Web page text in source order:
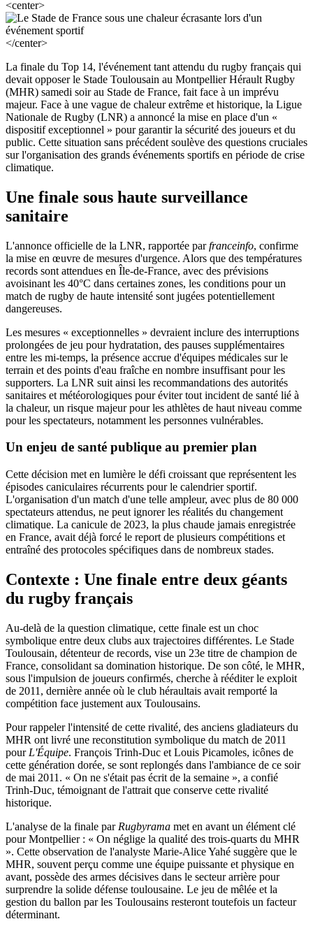
<center>
</center>
La finale du Top 14, l'événement tant attendu du rugby français qui
devait opposer le Stade Toulousain au Montpellier Hérault Rugby
(MHR) samedi soir au Stade de France, fait face à un imprévu
majeur. Face à une vague de chaleur extrême et historique, la Ligue
Nationale de Rugby (LNR) a annoncé la mise en place d'un «
dispositif exceptionnel » pour garantir la sécurité des joueurs et du
public. Cette situation sans précédent soulève des questions cruciales
sur l'organisation des grands événements sportifs en période de crise
climatique.
Une finale sous haute surveillance
sanitaire
L'annonce officielle de la LNR, rapportée parfranceinfo, confirme
la mise en œuvre de mesures d'urgence. Alors que des températures
records sont attendues en Île-de-France, avec des prévisions
avoisinant les 40°C dans certaines zones, les conditions pour un
match de rugby de haute intensité sont jugées potentiellement
dangereuses.
Les mesures « exceptionnelles » devraient inclure des interruptions
prolongées de jeu pour hydratation, des pauses supplémentaires
entre les mi-temps, la présence accrue d'équipes médicales sur le
terrain et des points d'eau fraîche en nombre insuffisant pour les
supporters. La LNR suit ainsi les recommandations des autorités
sanitaires et météorologiques pour éviter tout incident de santé lié à
la chaleur, un risque majeur pour les athlètes de haut niveau comme
pour les spectateurs, notamment les personnes vulnérables.
Un enjeu de santé publique au premier plan
Cette décision met en lumière le défi croissant que représentent les
épisodes caniculaires récurrents pour le calendrier sportif.
L'organisation d'un match d'une telle ampleur, avec plus de 80 000
spectateurs attendus, ne peut ignorer les réalités du changement
climatique. La canicule de 2023, la plus chaude jamais enregistrée
en France, avait déjà forcé le report de plusieurs compétitions et
entraîné des protocoles spécifiques dans de nombreux stades.
Contexte : Une finale entre deux géants
du rugby français
Au-delà de la question climatique, cette finale est un choc
symbolique entre deux clubs aux trajectoires différentes. Le Stade
Toulousain, détenteur de records, vise un 23e titre de champion de
France, consolidant sa domination historique. De son côté, le MHR,
sous l'impulsion de joueurs confirmés, cherche à rééditer le exploit
de 2011, dernière année où le club héraultais avait remporté la
compétition face justement aux Toulousains.
Pour rappeler l'intensité de cette rivalité, des anciens gladiateurs du
MHR ont livré une reconstitution symbolique du match de 2011
pour L'Équipe. François Trinh-Duc et Louis Picamoles, icônes de
cette génération dorée, se sont replongés dans l'ambiance de ce soir
de mai 2011. « On ne s'était pas écrit de la semaine », a confié
Trinh-Duc, témoignant de l'attrait que conserve cette rivalité
historique.
L'analyse de la finale par Rugbyrama met en avant un élément clé
pour Montpellier : « On néglige la qualité des trois-quarts du MHR
». Cette observation de l'analyste Marie-Alice Yahé suggère que le
MHR, souvent perçu comme une équipe puissante et physique en
avant, possède des armes décisives dans le secteur arrière pour
surprendre la solide défense toulousaine. Le jeu de mêlée et la
gestion du ballon par les Toulousains resteront toutefois un facteur
déterminant.